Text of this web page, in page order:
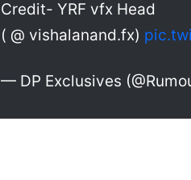
Credit- YRF vfx Head
( @ vishalanand.fx)
— DP Exclusives